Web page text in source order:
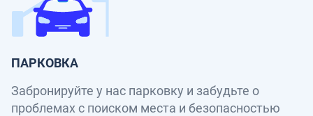
ПАРКОВКА
Забронируйте у нас парковку и забудьте о
проблемах с поиском места и безопасностью